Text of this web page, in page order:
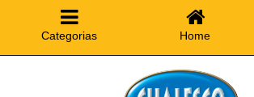
Categorias Home